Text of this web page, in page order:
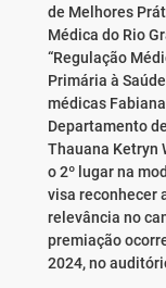
de Melhores
Médica do Rio
“Regulação
Primária à
médicas
Departamento
Thauana Ketryn
o 2º lugar na
visa reconhecer
relevância no
premiação
2024, no